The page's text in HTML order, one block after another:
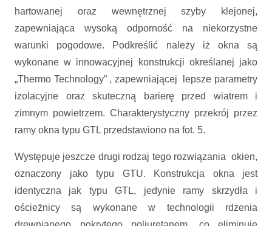
hartowanej oraz wewnętrznej szyby klejonej,
zapewniająca wysoką odporność na niekorzystne
warunki pogodowe. Podkreślić należy iż okna są
wykonane w innowacyjnej konstrukcji określanej jako
„Thermo Technology” , zapewniającej lepsze parametry
izolacyjne oraz skuteczną barierę przed wiatrem i
zimnym powietrzem. Charakterystyczny przekrój przez
ramy okna typu GTL przedstawiono na fot. 5.
Występuje jeszcze drugi rodzaj tego rozwiązania okien,
oznaczony jako typu GTU. Konstrukcja okna jest
identyczna jak typu GTL, jedynie ramy skrzydła i
ościeżnicy są wykonane w technologii rdzenia